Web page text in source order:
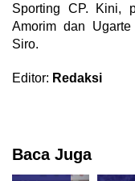
Sporting CP. Kini,
Amorim dan
Siro.
Editor: Redaksi
Baca Juga